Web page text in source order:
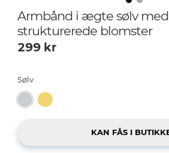
Armbånd i ægte sølv med
strukturerede blomster
299 kr
Sølv